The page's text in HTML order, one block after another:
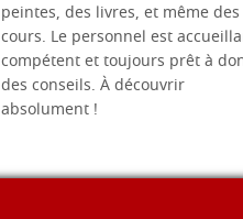
peintes, des livres, et même des
cours. Le personnel est
compétent et toujours prêt à
des conseils. À découvrir
absolument !